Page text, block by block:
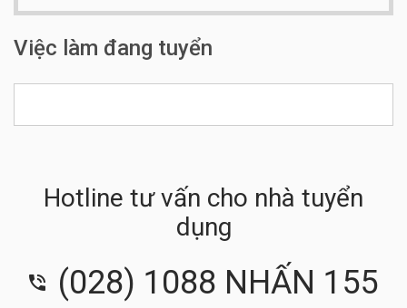
Việc làm đang tuyển
Hotline tư vấn cho nhà tuyển
dụng
(028) 1088 NHẤN 155